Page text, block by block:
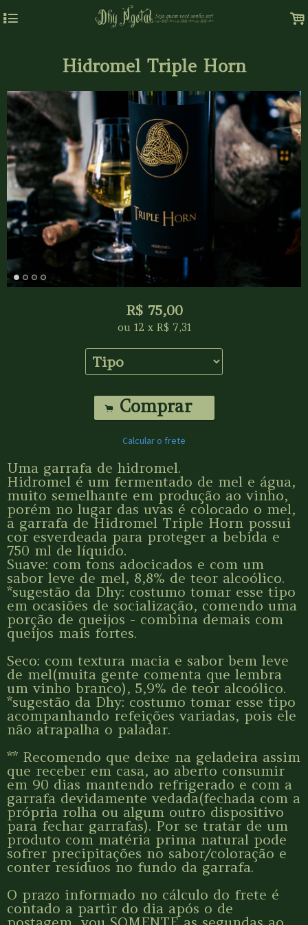
4 .
Hidromel Triple Horn
R$ 75,00
ou 12 x R$ 7,31
. Comprar
Calcular o frete
Uma garrafa de hidromel.
Hidromel é um fermentado de mel e água,
muito semelhante em produção ao vinho,
porém no lugar das uvas é colocado o mel,
a garrafa de Hidromel Triple Horn possui
cor esverdeada para proteger a bebida e
750 ml de líquido.
Suave: com tons adocicados e com um
sabor leve de mel, 8,8% de teor alcoólico.
*sugestão da Dhy: costumo tomar esse tipo
em ocasiões de socialização, comendo uma
porção de queijos - combina demais com
queijos mais fortes.
Seco: com textura macia e sabor bem leve
de mel(muita gente comenta que lembra
um vinho branco), 5,9% de teor alcoólico.
*sugestão da Dhy: costumo tomar esse tipo
acompanhando refeições variadas, pois ele
não atrapalha o paladar.
** Recomendo que deixe na geladeira assim
que receber em casa, ao aberto consumir
em 90 dias mantendo refrigerado e com a
garrafa devidamente vedada(fechada com a
própria rolha ou algum outro dispositivo
para fechar garrafas). Por se tratar de um
produto com matéria prima natural pode
sofrer precipitações no sabor/coloração e
conter resíduos no fundo da garrafa.
O prazo informado no cálculo do frete é
contado a partir do dia após o de